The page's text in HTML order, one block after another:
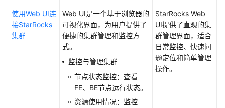
创
建
使用Web UI连
接StarRocks
集群
Web UI是一个基于浏览器的
可视化界面，为用户提供了
便捷的集群管理和监控方
式。
监控与管理集群
节点状态监控：查看
FE、BE节点运行状态。
资源使用情况：监控
StarRocks Web
UI提供了直观的集
群管理界面，适合
日常监控、快速问
题定位和简单管理
操作。